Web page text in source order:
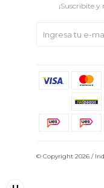
¡Suscribite y
© Copyright 2026 /